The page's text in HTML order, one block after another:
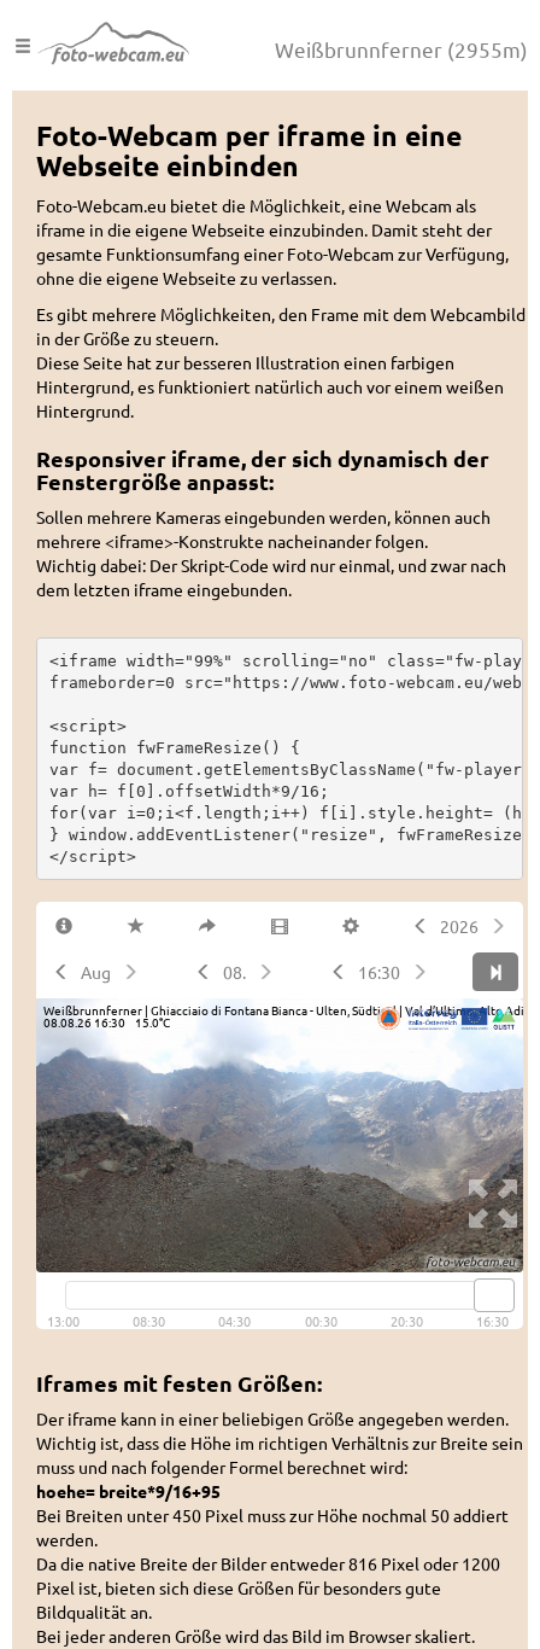
Weißbrunnferner (2955m)
Foto-Webcam per iframe in eine
Webseite einbinden
Foto-Webcam.eu bietet die Möglichkeit, eine Webcam als
iframe in die eigene Webseite einzubinden. Damit steht der
gesamte Funktionsumfang einer Foto-Webcam zur Verfügung,
ohne die eigene Webseite zu verlassen.
Es gibt mehrere Möglichkeiten, den Frame mit dem Webcambild
in der Größe zu steuern.
Diese Seite hat zur besseren Illustration einen farbigen
Hintergrund, es funktioniert natürlich auch vor einem weißen
Hintergrund.
Responsiver iframe, der sich dynamisch der
Fenstergröße anpasst:
Sollen mehrere Kameras eingebunden werden, können auch
mehrere <iframe>-Konstrukte nacheinander folgen.
Wichtig dabei: Der Skript-Code wird nur einmal, und zwar nach
dem letzten iframe eingebunden.
<iframe width="99%" scrolling="no" class="fw-
frameborder=0 src="https://www.foto-webcam.eu/
<script>
function fwFrameResize() {
var f= document.getElementsByClassName("fw-
var h= f[0].offsetWidth*9/16;
for(var i=0;i<f.length;i++) f[i].style.height=
} window.addEventListener("resize",
</script>
Iframes mit festen Größen:
Der iframe kann in einer beliebigen Größe angegeben werden.
Wichtig ist, dass die Höhe im richtigen Verhältnis zur Breite sein
muss und nach folgender Formel berechnet wird:
hoehe= breite*9/16+95
Bei Breiten unter 450 Pixel muss zur Höhe nochmal 50 addiert
werden.
Da die native Breite der Bilder entweder 816 Pixel oder 1200
Pixel ist, bieten sich diese Größen für besonders gute
Bildqualität an.
Bei jeder anderen Größe wird das Bild im Browser skaliert.